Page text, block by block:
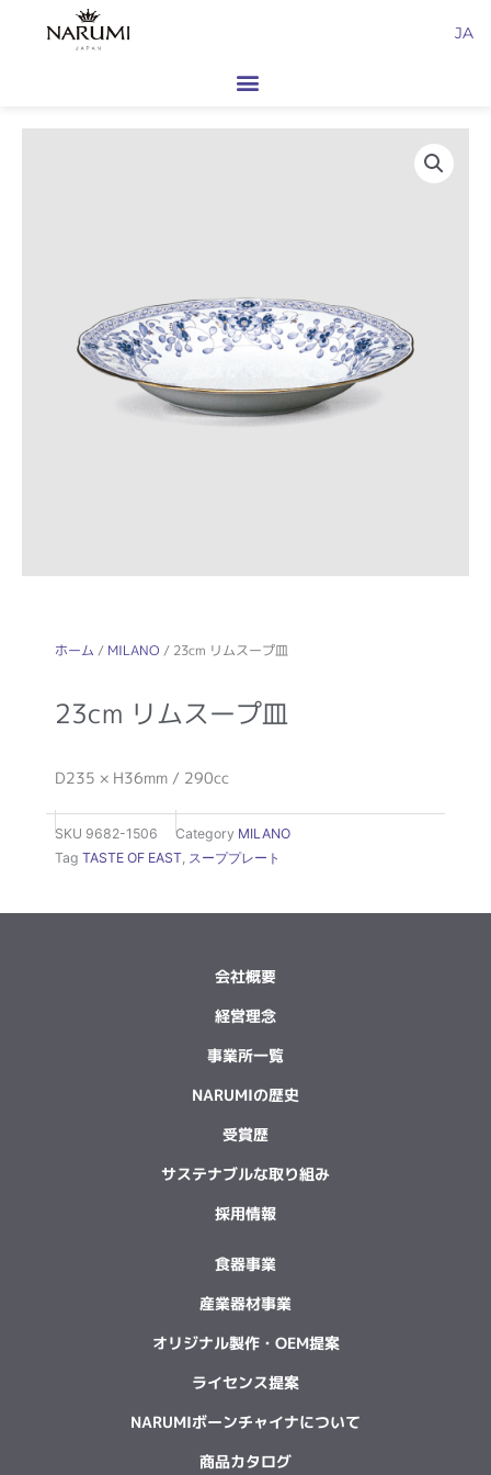
JA
ホーム / MILANO / 23cm リムスープ皿
23cm リムスープ皿
D235 × H36mm / 290cc
SKU 9682-1506 Category MILANO
Tag TASTE OF EAST スーププレート
会社概要
経営理念
事業所一覧
NARUMIの歴史
受賞歴
サステナブルな取り組み
採用情報
食器事業
産業器材事業
オリジナル製作・OEM提案
ライセンス提案
NARUMIボーンチャイナについて
商品カタログ